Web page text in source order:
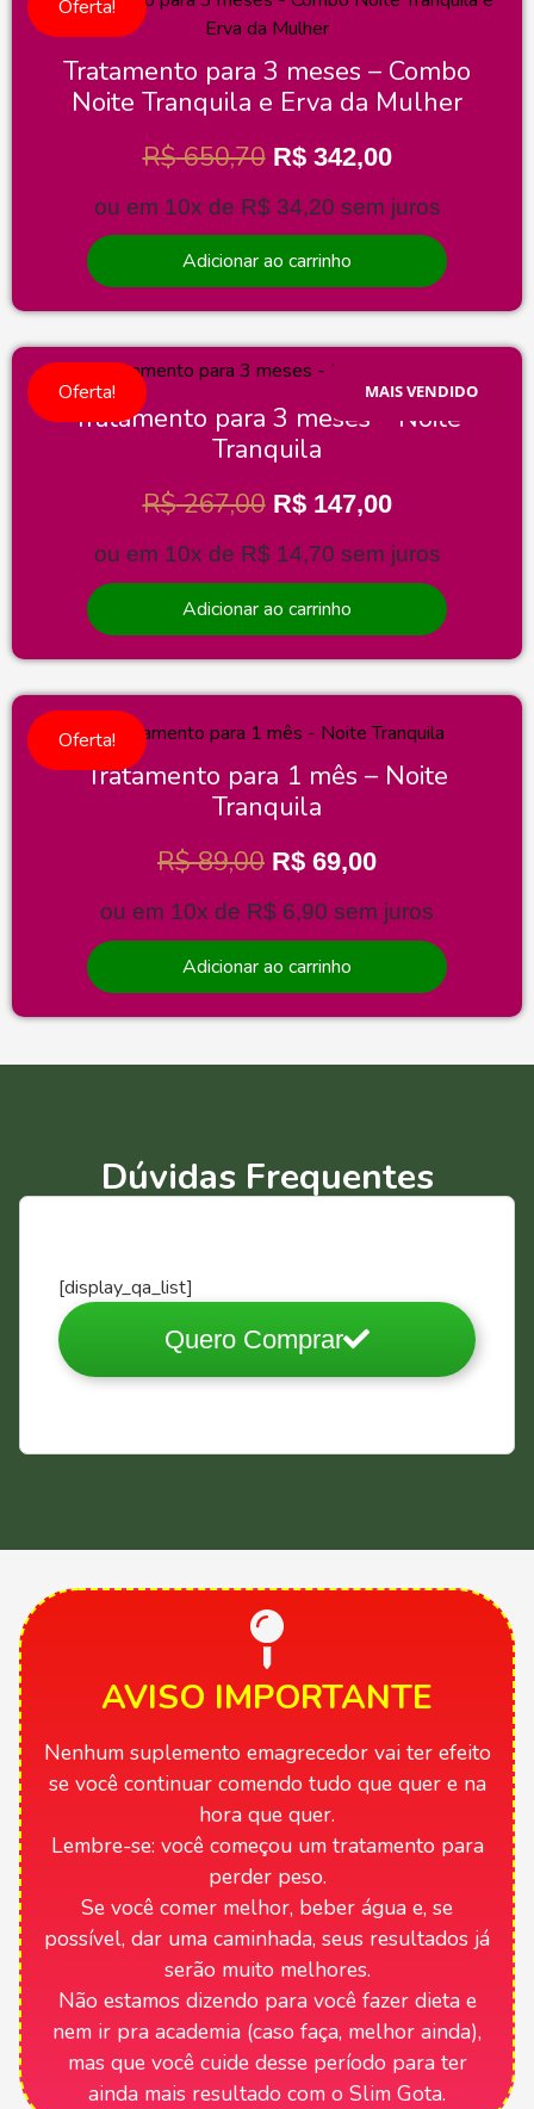
Oferta!
Tratamento para 3 meses – Combo
Noite Tranquila e Erva da Mulher
R$650,70 R$342,00
ou em 10x de R$34,20 sem juros
Adicionar ao carrinho
Oferta! MAIS VENDIDO
Tratamento para 3 meses – Noite
Tranquila
R$267,00 R$147,00
ou em 10x de R$14,70 sem juros
Adicionar ao carrinho
Oferta!
Tratamento para 1 mês – Noite
Tranquila
R$89,00 R$ 69,00
ou em 10x de R$ 6,90 sem juros
Adicionar ao carrinho
Dúvidas Frequentes
[display_qa_list]
Quero Comprar
AVISO IMPORTANTE
Nenhum suplemento emagrecedor vai ter efeito
se você continuar comendo tudo que quer e na
hora que quer.
Lembre-se: você começou um tratamento para
perder peso.
Se você comer melhor, beber água e, se
possível, dar uma caminhada, seus resultados já
serão muito melhores.
Não estamos dizendo para você fazer dieta e
nem ir pra academia (caso faça, melhor ainda),
mas que você cuide desse período para ter
ainda mais resultado com o Slim Gota.